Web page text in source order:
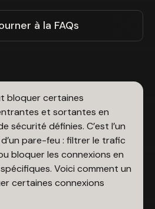
à la FAQs
bloquer certaines
et sortantes en
sécurité définies. C’est l’un
pare-feu : filtrer le trafic
bloquer les connexions en
Voici comment un
certaines connexions